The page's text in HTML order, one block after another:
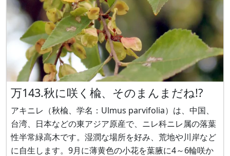
万143.秋に咲く楡、そのまんまだね!?
アキニレ（秋楡、学名：Ulmus parvifolia）は、中国、
台湾、日本などの東アジア原産で、ニレ科ニレ属の落葉
性半常緑高木です。湿潤な場所を好み、荒地や川岸など
に自生します。9月に薄黄色の小花を葉腋に4～6輪咲か